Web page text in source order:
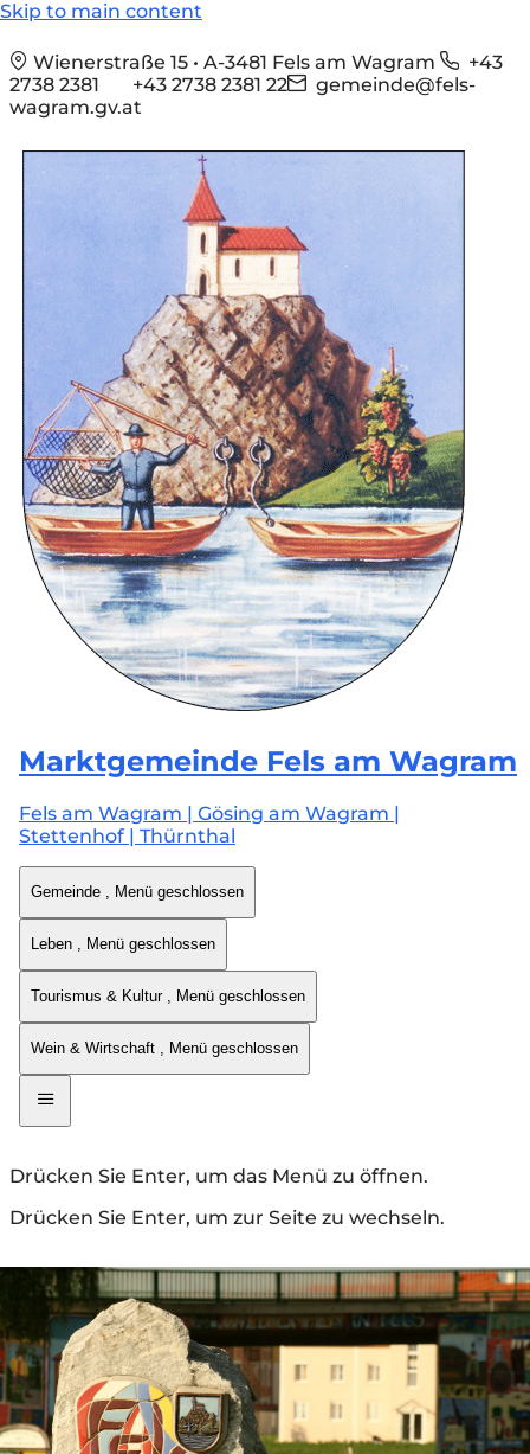
Skip to main content
Wienerstraße 15 • A-3481 Fels am Wagram
+43
2738 2381
+43 2738 2381 22
gemeinde@fels-
wagram.gv.at
Marktgemeinde Fels am Wagram
Fels am Wagram | Gösing am Wagram |
Stettenhof | Thürnthal
Gemeinde , Menü geschlossen
Leben , Menü geschlossen
Tourismus & Kultur , Menü geschlossen
Wein & Wirtschaft , Menü geschlossen
Drücken Sie Enter, um das Menü zu öffnen.
Drücken Sie Enter, um zur Seite zu wechseln.